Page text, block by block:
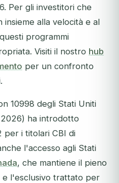
Per gli investitori che
insieme alla velocità e al
programmi
Visiti il nostro hub
per un confronto
10998 degli Stati Uniti
2026) ha introdotto
per i titolari CBI di
l'accesso agli Stati
, che mantiene il pieno
e l'esclusivo trattato per